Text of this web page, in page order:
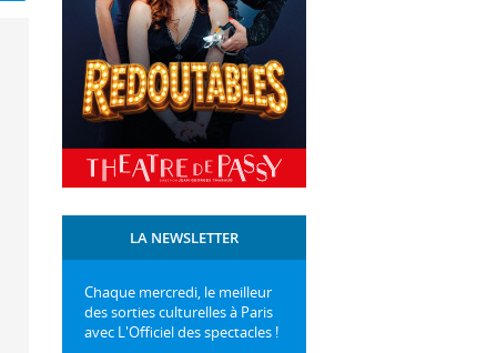
LA NEWSLETTER
Chaque mercredi, le meilleur
des sorties culturelles à Paris
avec L'Officiel des spectacles !